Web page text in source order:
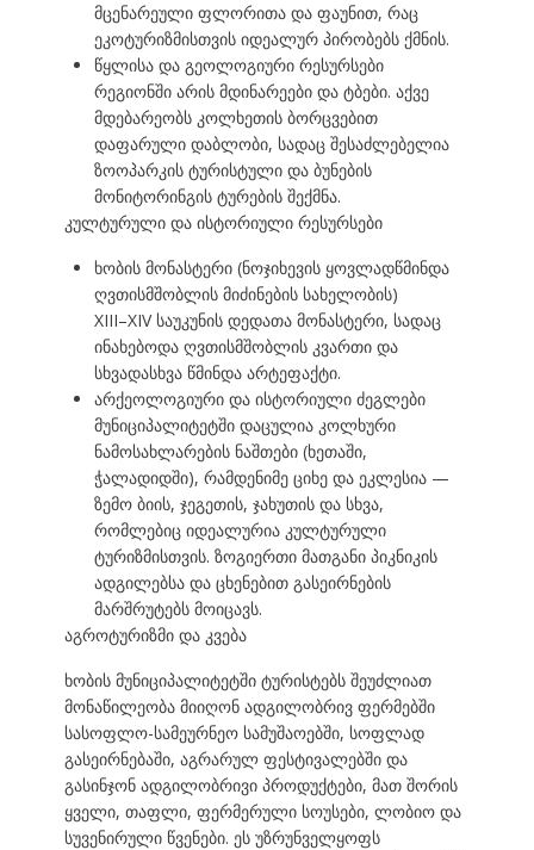
მცენარეული ფლორითა და ფაუნით, რაც
ეკოტურიზმისთვის იდეალურ პირობებს ქმნის.
წყლისა და გეოლოგიური რესურსები
რეგიონში არის მდინარეები და ტბები. აქვე
მდებარეობს კოლხეთის ბორცვებით
დაფარული დაბლობი, სადაც შესაძლებელია
ზოოპარკის ტურისტული და ბუნების
მონიტორინგის ტურების შექმნა.
კულტურული და ისტორიული რესურსები
ხობის მონასტერი (ნოჯიხევის ყოვლადწმინდა
ღვთისმშობლის მიძინების სახელობის)
XIII–XIV საუკუნის დედათა მონასტერი, სადაც
ინახებოდა ღვთისმშობლის კვართი და
სხვადასხვა წმინდა არტეფაქტი.
არქეოლოგიური და ისტორიული ძეგლები
მუნიციპალიტეტში დაცულია კოლხური
ნამოსახლარების ნაშთები (ხეთაში,
ჭალადიდში), რამდენიმე ციხე და ეკლესია —
ზემო ბიის, ჯეგეთის, ჯახუთის და სხვა,
რომლებიც იდეალურია კულტურული
ტურიზმისთვის. ზოგიერთი მათგანი პიკნიკის
ადგილებსა და ცხენებით გასეირნების
მარშრუტებს მოიცავს.
აგროტურიზმი და კვება
ხობის მუნიციპალიტეტში ტურისტებს შეუძლიათ
მონაწილეობა მიიღონ ადგილობრივ ფერმებში
სასოფლო-სამეურნეო სამუშაოებში, სოფლად
გასეირნებაში, აგრარულ ფესტივალებში და
გასინჯონ ადგილობრივი პროდუქტები, მათ შორის
ყველი, თაფლი, ფერმერული სოუსები, ლობიო და
სუვენირული წვენები. ეს უზრუნველყოფს